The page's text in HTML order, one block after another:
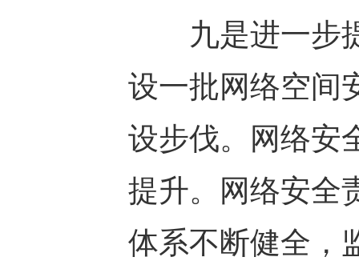
九是进一步提
设一批网络空间
设步伐。网络安
提升。网络安全
体系不断健全，